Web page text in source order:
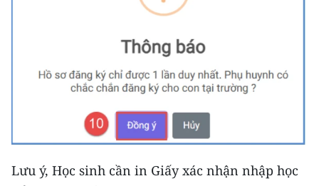
Lưu ý, Học sinh cần in Giấy xác nhận nhập học